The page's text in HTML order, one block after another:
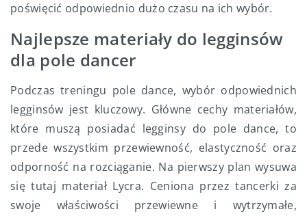
poświęcić odpowiednio dużo czasu na ich wybór.
Najlepsze materiały do legginsów
dla pole dancer
Podczas treningu pole dance, wybór odpowiednich
legginsów jest kluczowy. Główne cechy materiałów,
które muszą posiadać legginsy do pole dance, to
przede wszystkim przewiewność, elastyczność oraz
odporność na rozciąganie. Na pierwszy plan wysuwa
się tutaj materiał Lycra. Ceniona przez tancerki za
swoje właściwości przewiewne i wytrzymałe,